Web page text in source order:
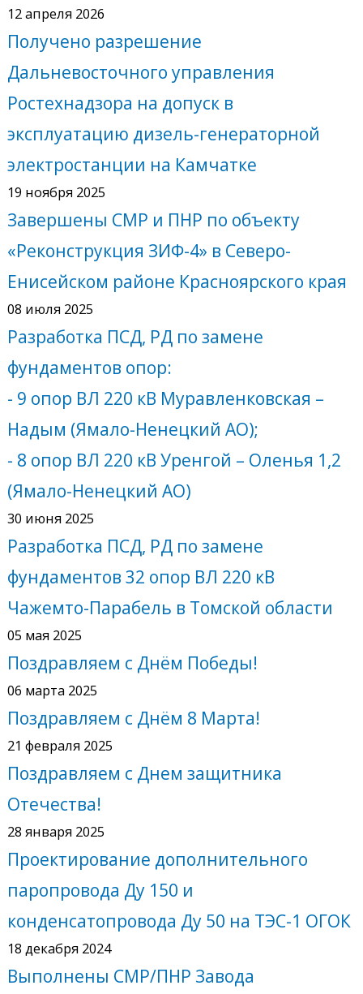
12 апреля 2026
Получено разрешение
Дальневосточного управления
Ростехнадзора на допуск в
эксплуатацию дизель-генераторной
электростанции на Камчатке
19 ноября 2025
Завершены СМР и ПНР по объекту
«Реконструкция ЗИФ-4» в Северо-
Енисейском районе Красноярского края
08 июля 2025
Разработка ПСД, РД по замене
фундаментов опор:
- 9 опор ВЛ 220 кВ Муравленковская –
Надым (Ямало-Ненецкий АО);
- 8 опор ВЛ 220 кВ Уренгой – Оленья 1,2
(Ямало-Ненецкий АО)
30 июня 2025
Разработка ПСД, РД по замене
фундаментов 32 опор ВЛ 220 кВ
Чажемто-Парабель в Томской области
05 мая 2025
Поздравляем с Днём Победы!
06 марта 2025
Поздравляем с Днём 8 Марта!
21 февраля 2025
Поздравляем с Днем защитника
Отечества!
28 января 2025
Проектирование дополнительного
паропровода Ду 150 и
конденсатопровода Ду 50 на ТЭС-1 ОГОК
18 декабря 2024
Выполнены СМР/ПНР Завода